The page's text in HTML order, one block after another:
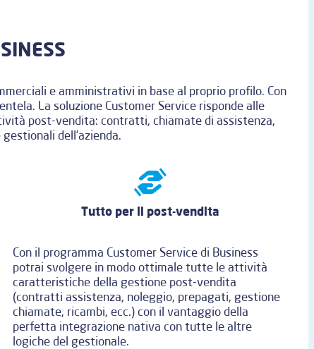
e amministrativi in base al proprio profilo. Con
La soluzione Customer Service risponde alle
post-vendita: contratti, chiamate di assistenza,
dell’azienda.
Tutto per il post-vendita
Con il programma Customer Service di Business
potrai svolgere in modo ottimale tutte le attività
caratteristiche della gestione post-vendita
(contratti assistenza, noleggio, prepagati, gestione
chiamate, ricambi, ecc.) con il vantaggio della
perfetta integrazione nativa con tutte le altre
logiche del gestionale.